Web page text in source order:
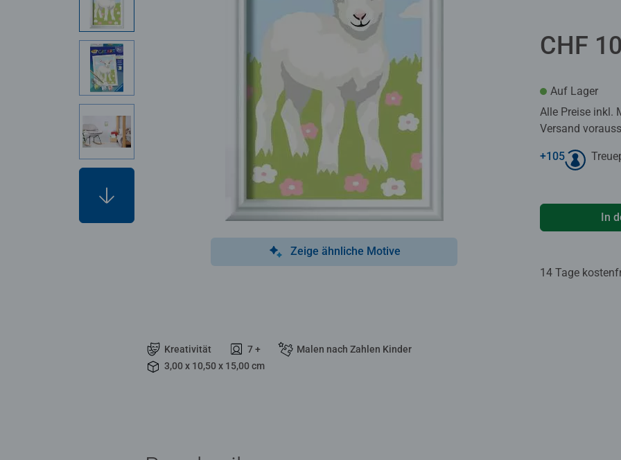
Zeige ähnliche Motive
Kreativität 7 +
Malen nach Zahlen Kinder
3,00 x 10,50 x 15,00 cm
CHF
Auf Lager
Alle Preise inkl.
Versand
+105
In
14 Tage